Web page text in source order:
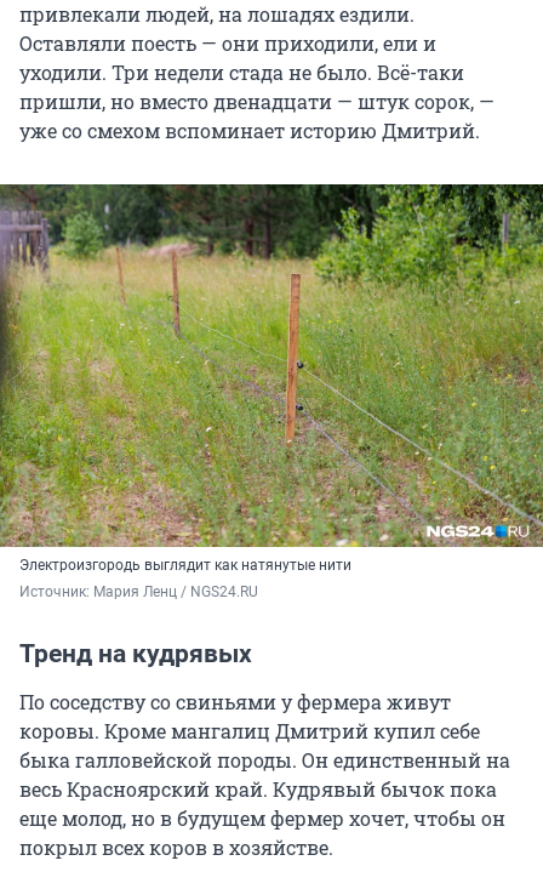
привлекали людей, на лошадях ездили.
Оставляли поесть — они приходили, ели и
уходили. Три недели стада не было. Всё-таки
пришли, но вместо двенадцати — штук сорок, —
уже со смехом вспоминает историю Дмитрий.
Электроизгородь выглядит как натянутые нити
Источник: Мария Ленц / NGS24.RU
Тренд на кудрявых
По соседству со свиньями у фермера живут
коровы. Кроме мангалиц Дмитрий купил себе
быка галловейской породы. Он единственный на
весь Красноярский край. Кудрявый бычок пока
еще молод, но в будущем фермер хочет, чтобы он
покрыл всех коров в хозяйстве.